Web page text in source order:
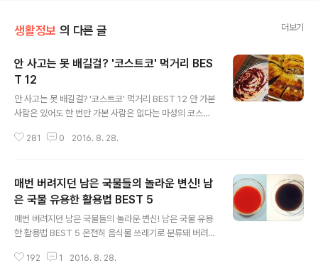
생활정보 의 다른 글 더보기
안 사고는 못 배길걸? '코스트코' 먹거리 BES
T 12
안 사고는 못 배길걸? '코스트코' 먹거리 BEST 12 안 가본
사람은 있어도 한 번만 가본 사람은 없다는 마성의 코스트
놀라고 크기에 한 번 더 놀라는 치즈 케이크 등 창고를 개조
때가 많지만 이때 정신 똑바로 차리지 않으면 놓친 음식 때
문에 집에 와서 땅을 치고 후회하게 된답니다.어마어마한
크기와 방대한 품목을 자랑하는 코스트코에서 절대 놓치면
안 되는 먹거리 12가지를 소개합니다. 1. 기분까지 사르르
녹이는 - 레드벨벳 컵케익 레드벨벳 컵케익에 아이스 아메
리카노 한 잔이면 멀리 나가서 비싼 돈 쓸 필요 없이 고급진
281 0 2016. 8. 28.
매번 버려지던 남은 국물들의 놀라운 변신! 남
은 국물 유용한 활용법 BEST 5
매번 버려지던 남은 국물들의 놀라운 변신! 남은 국물 유용
한 활용법 BEST 5 온전히 음식물 쓰레기로 분류돼 버려지
의 다양한 남은 국물을 유용하게 활용할 수 있습니다. 남은
192 1 2016. 8. 28.